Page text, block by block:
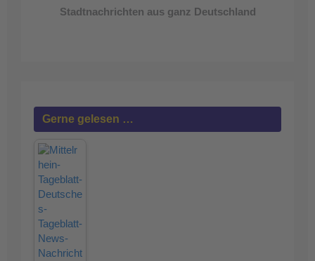
Stadtnachrichten aus ganz Deutschland
Gerne gelesen …